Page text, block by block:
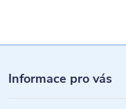
áInformace pro vás